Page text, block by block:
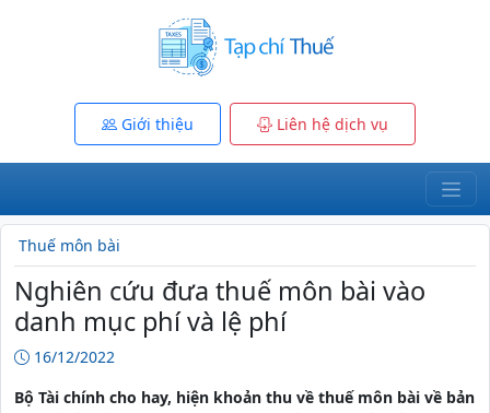
Giới thiệu Liên hệ dịch vụ
Thuế môn bài
Nghiên cứu đưa thuế môn bài vào
danh mục phí và lệ phí
16/12/2022
Bộ Tài chính cho hay, hiện khoản thu về thuế môn bài về bản